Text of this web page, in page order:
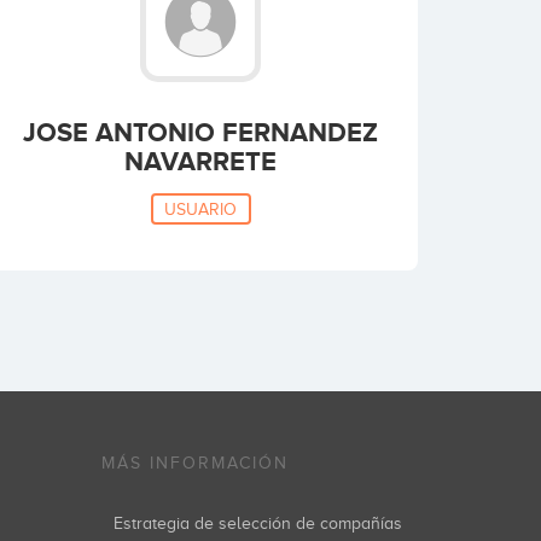
JOSE ANTONIO FERNANDEZ
NAVARRETE
USUARIO
MÁS INFORMACIÓN
Estrategia de selección de compañías